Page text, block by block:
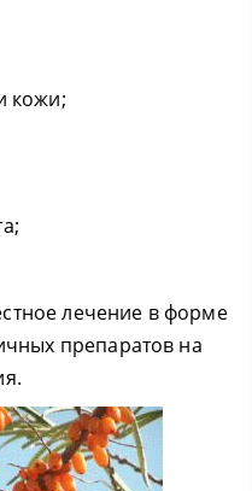
кожи;
лечение в форме
препаратов на